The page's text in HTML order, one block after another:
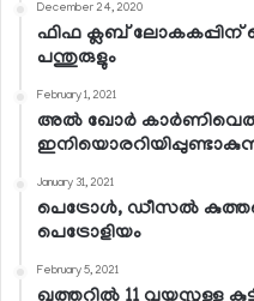
December 24, 2020
ഫിഫ ക്ലബ് ലോകകപ്പിന്
പന്തുരുളും
February 1, 2021
അല്‍ ഖോര്‍
January 31, 2021
പെട്രോള്‍, ഡീസല്‍
പെട്രോളിയം
February 5, 2021